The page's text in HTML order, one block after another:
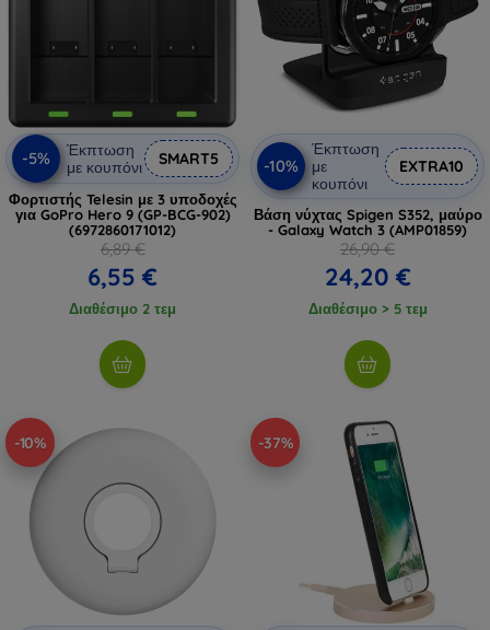
-5%
Έκπτωση
με κουπόνι
SMART5
Φορτιστής Telesin με 3 υποδοχές
για GoPro Hero 9 (GP-BCG-902)
(6972860171012)
6,89 €
6,55 €
Διαθέσιμο 2 τεμ
-10%
Έκπτωση
με
κουπόνι
EXTRA10
Βάση νύχτας Spigen S352, μαύρο
- Galaxy Watch 3 (AMP01859)
26,90 €
24,20 €
Διαθέσιμο > 5 τεμ
-10% -37%